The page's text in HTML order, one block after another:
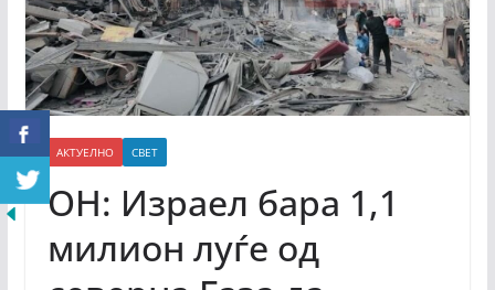
АКТУЕЛНО СВЕТ
ОН: Израел бара 1,1
милион луѓе од